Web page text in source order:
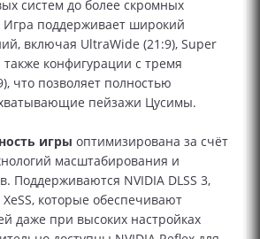
систем до более скромных
поддерживает широкий
включая UltraWide (21:9), Super
конфигурации с тремя
что позволяет полностью
пейзажи Цусимы.
игры оптимизирована за счёт
масштабирования и
Поддерживаются NVIDIA DLSS 3,
которые обеспечивают
даже при высоких настройках